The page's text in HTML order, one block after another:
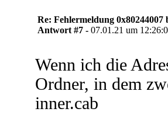
Re: Fehlermeldung
Antwort #7 - 07.01.21 um
Wenn ich die
Ordner, in dem
inner.cab